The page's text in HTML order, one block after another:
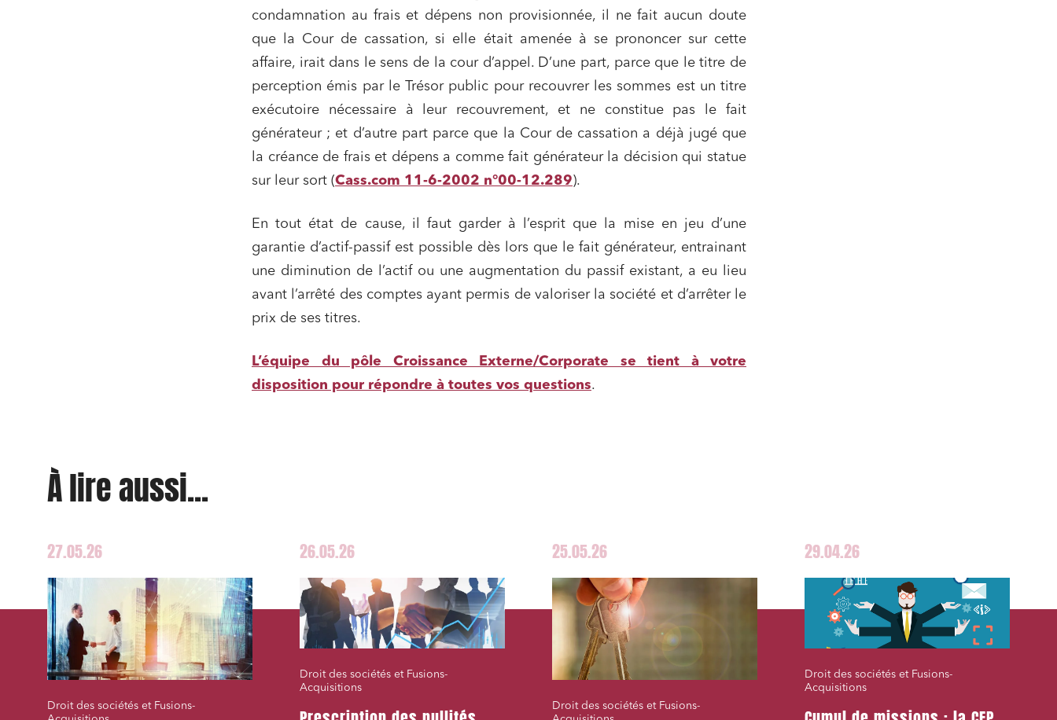
condamnation au frais et dépens non provisionnée, il ne fait aucun doute
que la Cour de cassation, si elle était amenée à se prononcer sur cette
affaire, irait dans le sens de la cour d’appel. D’une part, parce que le titre de
perception émis par le Trésor public pour recouvrer les sommes est un titre
exécutoire nécessaire à leur recouvrement, et ne constitue pas le fait
générateur ; et d’autre part parce que la Cour de cassation a déjà jugé que
la créance de frais et dépens a comme fait générateur la décision qui statue
sur leur sort (Cass.com 11-6-2002 n°00-12.289).
En tout état de cause, il faut garder à l’esprit que la mise en jeu d’une
garantie d’actif-passif est possible dès lors que le fait générateur, entrainant
une diminution de l’actif ou une augmentation du passif existant, a eu lieu
avant l’arrêté des comptes ayant permis de valoriser la société et d’arrêter le
prix de ses titres.
L’équipe du pôle Croissance Externe/Corporate se tient à votre
disposition pour répondre à toutes vos questions.
À lire aussi...
27.05.26
Droit des sociétés et Fusions-
26.05.26
Droit des sociétés et Fusions-
Acquisitions
25.05.26
Droit des sociétés et Fusions-
29.04.26
Droit des sociétés et Fusions-
Acquisitions